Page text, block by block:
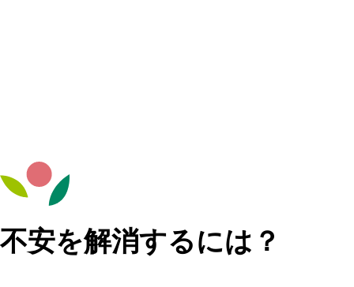
不安を解消するには？